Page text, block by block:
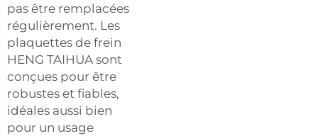
pas être remplacées
régulièrement. Les
plaquettes de frein
HENG TAIHUA sont
conçues pour être
robustes et fiables,
idéales aussi bien
pour un usage